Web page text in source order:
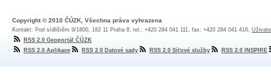
Copyright © 2010 ČÚZK, Všechna práva vyhrazena
Kontakt: Pod sídlištěm 9/1800, 182 11 Praha 8, tel.: +420 284 041 111, fax: +420 284 041 416,
RSS 2.0 Geoportál ČÚZK
RSS 2.0 Aplikace
RSS 2.0 Datové sady RSS 2.0 Síťové služby RSS 2.0 INSPIRE